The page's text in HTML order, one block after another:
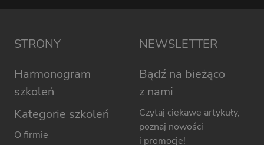
STRONY
Harmonogram
szkoleń
Kategorie szkoleń
O firmie
NEWSLETTER
Bądź na bieżąco
z nami
Czytaj ciekawe artykuły,
poznaj nowości
i promocje!